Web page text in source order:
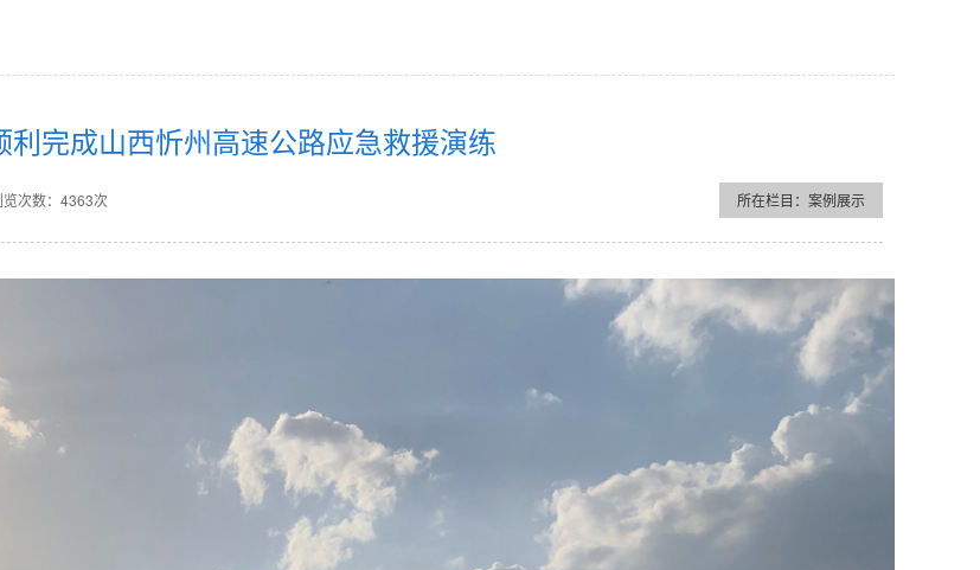
利完成山西忻州高速公路应急救援演练
览次数：4363次 所在栏目：案例展示